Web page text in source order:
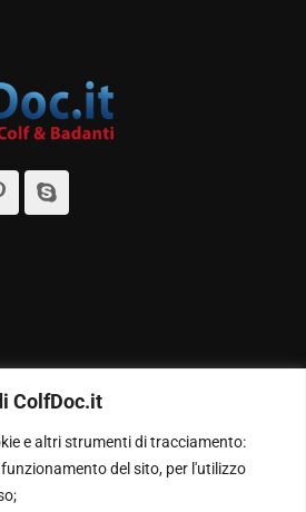
ColfDoc.it
e altri strumenti di tracciamento:
funzionamento del sito, per l'utilizzo